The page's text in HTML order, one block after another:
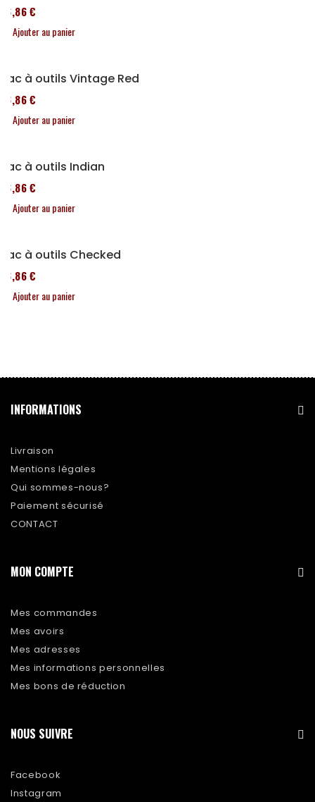
76,86 €
Ajouter au panier
Sac à outils Vintage Red
76,86 €
Ajouter au panier
Sac à outils Indian
76,86 €
Ajouter au panier
Sac à outils Checked
76,86 €
Ajouter au panier
INFORMATIONS
Livraison
Mentions légales
Qui sommes-nous?
Paiement sécurisé
CONTACT
MON COMPTE
Mes commandes
Mes avoirs
Mes adresses
Mes informations personnelles
Mes bons de réduction
NOUS SUIVRE
Facebook
Instagram